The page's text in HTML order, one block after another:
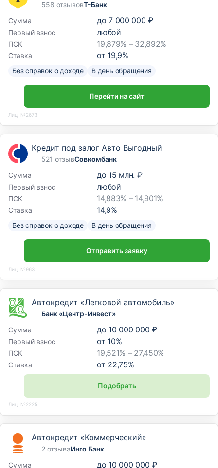
558 отзывовТ-Банк
Сумма
до 7 000 000 ₽
Первый взнос любой
ПСК 19,879% – 32,892%
Ставка от 19,9%
Без справок о доходе В день обращения
Перейти на сайт
Лиц. №2673
Кредит под залог Авто Выгодный
521 отзывСовкомбанк
Сумма
до 15 млн. ₽
Первый взнос любой
ПСК 14,883% – 14,901%
Ставка 14,9%
Без справок о доходе В день обращения
Отправить заявку
Лиц. №963
Автокредит «Легковой автомобиль»
Банк «Центр-Инвест»
Сумма
до 10 000 000 ₽
Первый взнос от 10%
ПСК 19,521% – 27,450%
Ставка от 22,75%
Подобрать
Лиц. №2225
Автокредит «Коммерческий»
2 отзываИнго Банк
Сумма
до 10 000 000 ₽